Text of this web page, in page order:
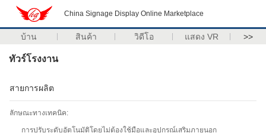
China Signage Display Online Marketplace
บ้าน สินค้า วิดีโอ แสดง VR >>
ทัวร์โรงงาน
สายการผลิต
ลักษณะทางเทคนิค:
การปรับระดับอัตโนมัติโดยไม่ต้องใช้มือและอุปกรณ์เสริมภายนอก